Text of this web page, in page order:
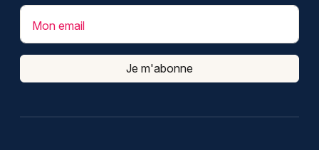
Mon email
Je m'abonne